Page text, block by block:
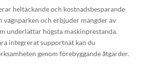
heltäckande och kostnadsbesparande
och erbjuder mängder av
underlättar högsta maskinprestanda.
integrerat supportnät kan du
genom förebyggande åtgärder.